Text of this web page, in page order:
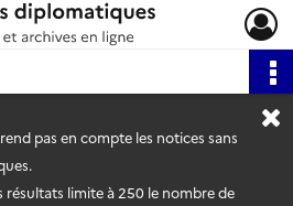
pas en compte les notices sans
résultats limite à 250 le nombre de